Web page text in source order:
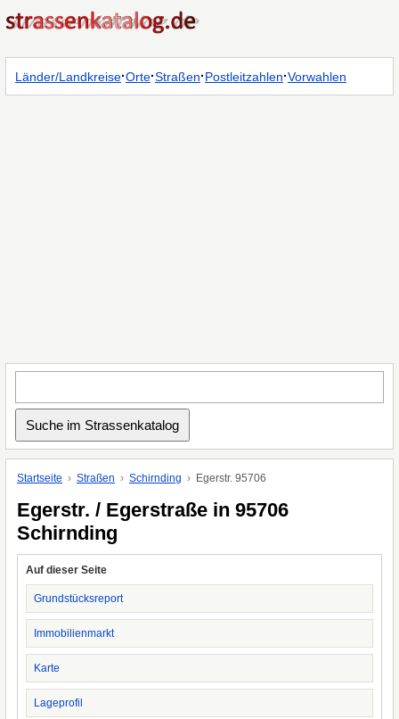
Länder/Landkreise·Orte·Straßen·Postleitzahlen·Vorwahlen
Startseite Straßen Schirnding Egerstr. 95706
Egerstr. / Egerstraße in 95706
Schirnding
Auf dieser Seite
Grundstücksreport
Immobilienmarkt
Karte
Lageprofil